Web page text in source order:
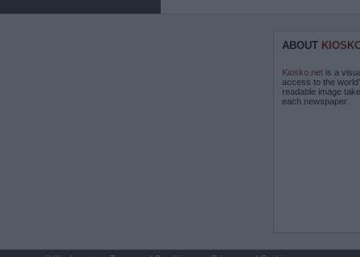
ABOUT
Kiosko.net is a
access to the
readable image
each newspaper.